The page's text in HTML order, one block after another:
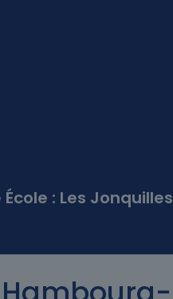
École : Les Jonquilles